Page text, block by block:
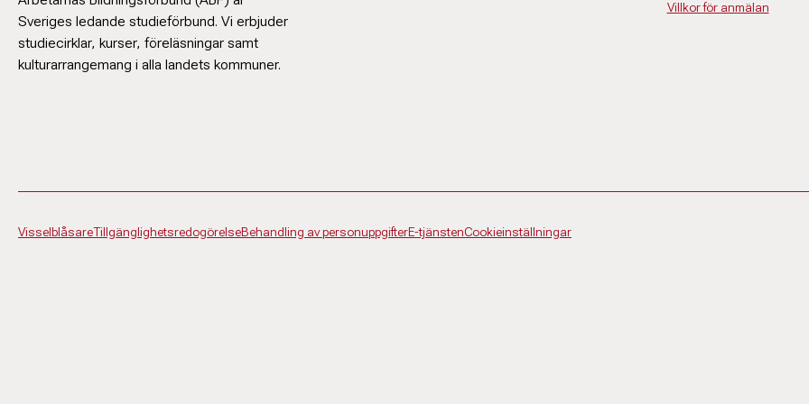
Sveriges ledande studieförbund. Vi erbjuder
studiecirklar, kurser, föreläsningar samt
kulturarrangemang i alla landets kommuner.
Villkor för anmälan
VisselblåsareTillgänglighetsredogörelseBehandling av personuppgifterE-tjänstenCookieinställningar